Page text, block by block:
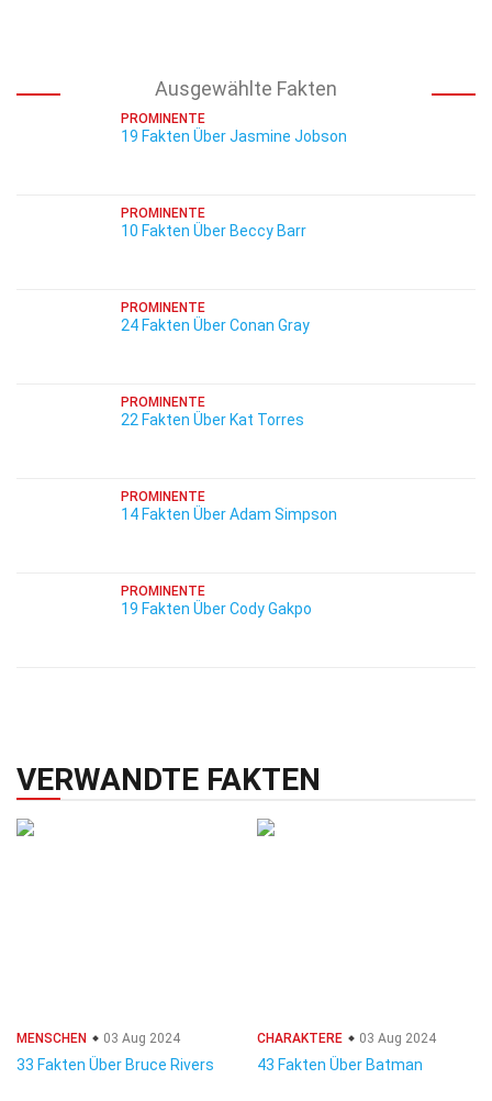
Ausgewählte Fakten
PROMINENTE
19 Fakten Über Jasmine Jobson
PROMINENTE
10 Fakten Über Beccy Barr
PROMINENTE
24 Fakten Über Conan Gray
PROMINENTE
22 Fakten Über Kat Torres
PROMINENTE
14 Fakten Über Adam Simpson
PROMINENTE
19 Fakten Über Cody Gakpo
VERWANDTE FAKTEN
MENSCHEN 03 Aug 2024
33 Fakten Über Bruce Rivers
CHARAKTERE 03 Aug 2024
43 Fakten Über Batman